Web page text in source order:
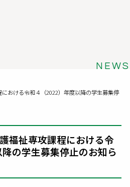
NEWS
おける令和４（2022）年度以降の学生募集停
福祉専攻課程における令
の学生募集停止のお知ら